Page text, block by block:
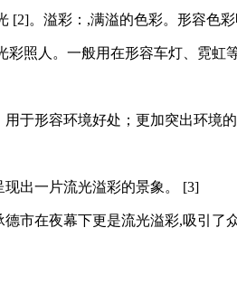
[2]。溢彩：,满溢的色彩。形容色彩
彩照人。一般用在形容车灯、霓虹
于形容环境好处；更加突出环境
出一片流光溢彩的景象。 [3]
市在夜幕下更是流光溢彩,吸引了